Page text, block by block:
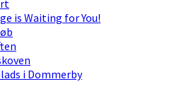
is Waiting for You!
i Dommerby